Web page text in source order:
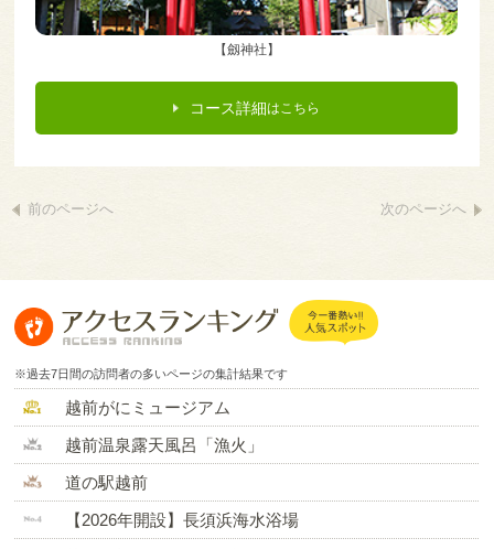
※過去7日間の訪問者の多いページの集計結果です
越前がにミュージアム
越前温泉露天風呂「漁火」
道の駅越前
【2026年開設】長須浜海水浴場
【劔神社】
コース詳細はこちら
前のページへ 次のページへ